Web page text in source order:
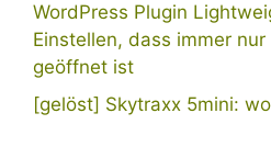
WordPress Plugin
Einstellen, dass immer
geöffnet ist
[gelöst] Skytraxx 5mini: